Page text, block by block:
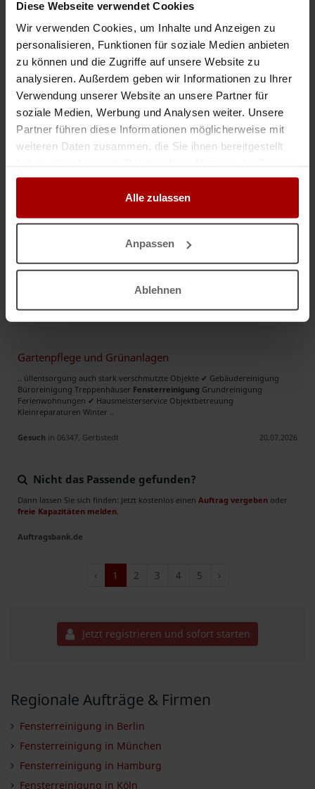
Diese Webseite verwendet Cookies
Wir verwenden Cookies, um Inhalte und Anzeigen zu
personalisieren, Funktionen für soziale Medien anbieten
zu können und die Zugriffe auf unsere Website zu
analysieren. Außerdem geben wir Informationen zu Ihrer
Verwendung unserer Website an unsere Partner für
soziale Medien, Werbung und Analysen weiter. Unsere
Partner führen diese Informationen möglicherweise mit
weiteren Daten zusammen, die Sie ihnen bereitgestellt
gesammelt haben.
Alle zulassen
Anpassen
Ablehnen
Gebäudereinigung – Zuverlässig, gründlich und flexibel
.. e Leistungen: Unterhaltsreinigung Büroreinigung Treppenhausreinigung
Praxisreinigung Glas- undFensterreinigungBauendreinigung Ihre
Vorteile: Zuverlässige und termingerechte Ausführung Sorgfältige und ..
Gesuchin 47053, Duisburg 22.07.2026
Putzperle Gebäudereinigung
.. Ihrer Objekte werden. Unsere Leistungen: - Treppenhausreinigung -
Wohnungs- und Hausreinigung ✔Fensterreinigung✔
Gartenpflege und Grünanlagen
.. üllentsorgung auch stark verschmutzte Objekte ✔ Gebäudereinigung
Büroreinigung Treppenhäuser Fensterreinigung Grundreinigung
Ferienwohnungen ✔ Hausmeisterservice Objektbetreuung
Kleinreparaturen Winter ..
Gesuch in 06347, Gerbstedt 20.07.2026
Nicht das Passende gefunden?
Dann lassen Sie sich finden: Jetzt kostenlos einen Auftrag vergeben oder
freie Kapazitäten melden.
Auftragsbank.de
‹ 1 2 3 4 5 ›
Jetzt registrieren und sofort starten
Regionale Aufträge & Firmen
Fensterreinigung in Berlin
Fensterreinigung in München
Fensterreinigung in Hamburg
Fensterreinigung in Köln